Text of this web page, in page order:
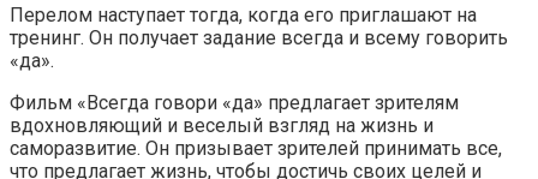
Перелом наступает тогда, когда его приглашают на
тренинг. Он получает задание всегда и всему говорить
«да».
Фильм «Всегда говори «да» предлагает зрителям
вдохновляющий и веселый взгляд на жизнь и
саморазвитие. Он призывает зрителей принимать все,
что предлагает жизнь, чтобы достичь своих целей и